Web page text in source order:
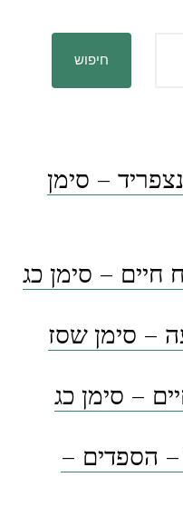
חיפוש
– סימן
חיים – סימן כג
– סימן שסז
– סימן כג
– הספדים –